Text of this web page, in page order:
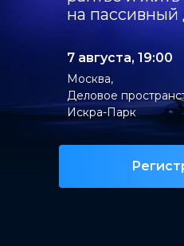
7 августа, 19:00
Москва,
Деловое
Искра-Парк
на пассивный